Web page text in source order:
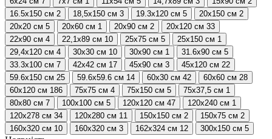
16.5х150 см 2 18,5x150 см 3 19.3х120 см 5 20x150 см 2
20х20 см 5 20х60 см 1 20х90 см 2 20х120 см 33
22x90 см 4 22,1х89 см 10 25х75 см 5 25х150 см 1
29,4x120 см 4 30х30 см 10 30х90 см 1 31.6х90 см 5
33.3х100 см 7 42x42 см 17 45х90 см 3 45х120 см 22
59.6x150 см 25 59.6х59.6 см 14 60х30 см 42 60х60 см 28
60х120 см 186 75х75 см 4 75х150 см 5 75х37,5 см 1
80х80 см 7 100x100 см 5 120х120 см 47 120х240 см 1
120х278 см 34 120х280 см 11 150x150 см 2 150х75 см 2
160x320 см 10 160х320 см 3 162х324 см 12 300х150 см 5